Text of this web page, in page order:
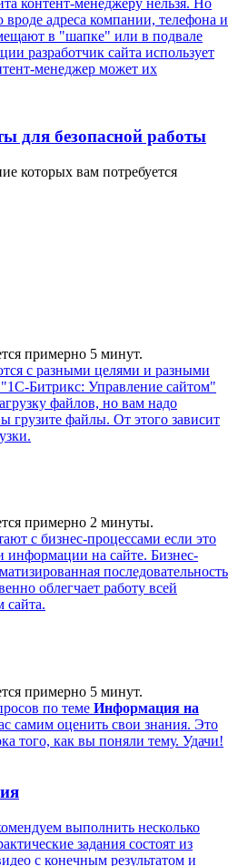
адреса компании, телефона и
в "шапке" или в подвале
разработчик сайта использует
менеджер может их
для безопасной работы
которых вам потребуется
примерно 5 минут.
с разными целями и разными
Битрикс: Управление сайтом"
файлов, но вам надо
грузите файлы. От этого зависит
примерно 2 минуты.
с бизнес-процессами если это
информации на сайте. Бизнес-
последовательность
облегчает работу всей
сайта.
примерно 5 минут.
по теме Информация на
самим оценить свои знания. Это
того, как вы поняли тему. Удачи!
выполнить несколько
задания состоят из
с конечным результатом и